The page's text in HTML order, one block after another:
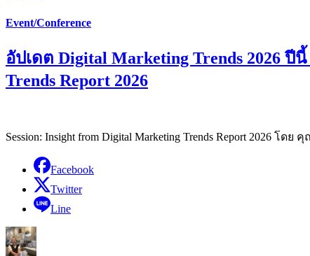
Event/Conference
อัปเดต Digital Marketing Trends 2026
Trends Report 2026
Session: Insight from Digital Marketing Trends Report 2026 โ
Facebook
Twitter
Line